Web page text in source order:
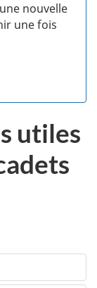
nouvelle
une fois
utiles